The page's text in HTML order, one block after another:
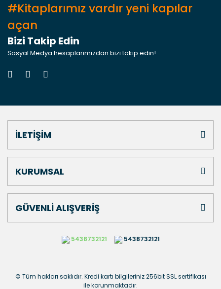
#Kitaplarımız vardır yeni kapılar
açan
Bizi Takip Edin
Sosyal Medya hesaplarımızdan bizi takip edin!
İLETİŞİM
KURUMSAL
GÜVENLİ ALIŞVERİŞ
5438732121 5438732121
© Tüm hakları saklıdır. Kredi kartı bilgileriniz 256bit SSL sertifikası
ile korunmaktadır.